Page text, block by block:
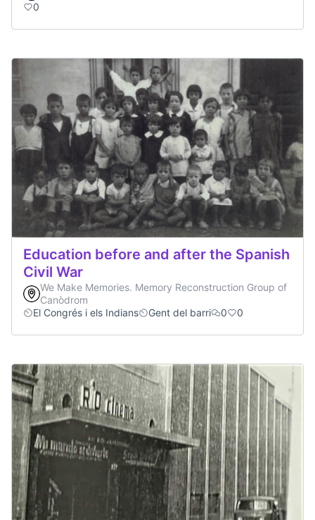
0
Education before and after the Spanish
Civil War
We Make Memories. Memory Reconstruction Group of
Canòdrom
El Congrés i els Indians
Gent del barri 0 0